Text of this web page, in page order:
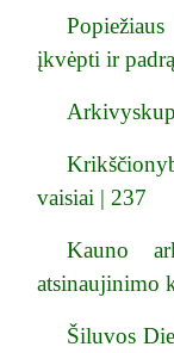
įkvėpti ir
vaisiai | 237
Kauno
atsinaujinimo
Šiluvos